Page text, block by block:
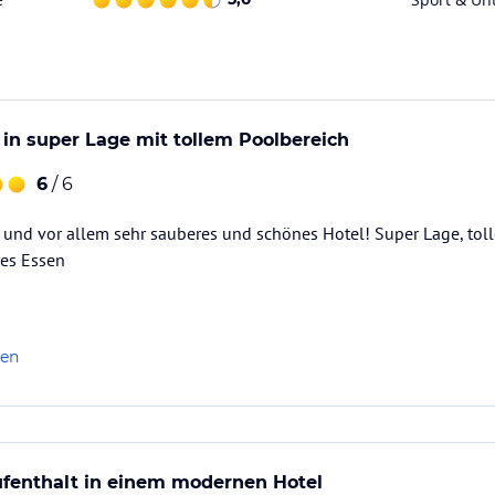
wie z.B. die Kathedrale, Theater, zahlreiche
Tourismus der Exzesse (BOIB Nr. 10 vom
Snacks, alkoholfreie Getränke und drei
Hauswein und Bier). Alle anderen
Bier)
super Lage mit tollem Poolbereich
6 / 6
und vor allem sehr sauberes und schönes Hotel! Super Lage,
Essen
in einem modernen Hotel